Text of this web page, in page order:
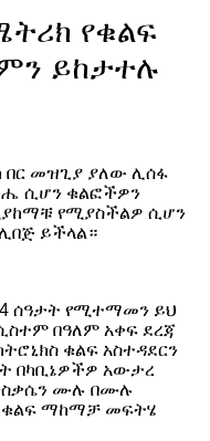
የቁልፍ
ይከታተሉ
በር መዝጊያ ያለው ሊሰፋ
ሲሆን ቁልፎችዎን
የሚያስችልዎ ሲሆን
ይችላል።
ሰዓታት የሚተማመን ይህ
በዓለም አቀፍ ደረጃ
ቁልፍ አስተዳደርን
በካቢኔዎችዎ አውታረ
ሙሉ በሙሉ
ቁልፍ ማከማቻ መፍትሄ